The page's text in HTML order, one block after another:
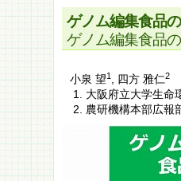
ゲノム編集食品
ゲノム編集食品
小泉 望1 四方 雅仁2
大阪府立大学生命
農研機構本部広報